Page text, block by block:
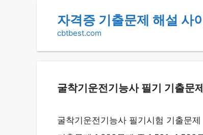
자격증 기출문제 해설 사
cbtbest.com
굴착기운전기능사 필기 기출
굴착기운전기능사 필기시험 기출문